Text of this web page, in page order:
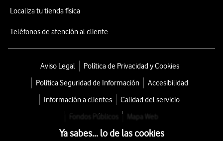
Localiza tu tienda física
Teléfonos de atención al cliente
Aviso Legal
Política de Privacidad y Cookies
Política Seguridad de Información
Accesibilidad
Información a clientes
Calidad del servicio
Fondos Públicos
Mapa Web
Ya sabes... lo de las cookies